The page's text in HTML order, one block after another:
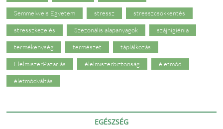
Semmelweis Egyetem stressz stresszcsökkentés
stresszkezelés Szezonális alapanyagok szájhigiénia
termékenység természet táplálkozás
ÉlelmiszerPazarlás élelmiszerbiztonság életmód
életmódváltás
EGÉSZSÉG